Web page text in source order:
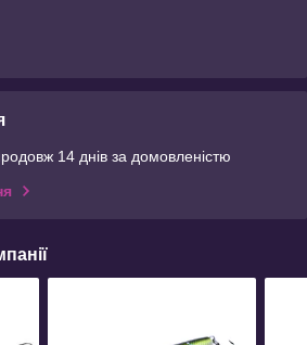
14 днів за домовленістю